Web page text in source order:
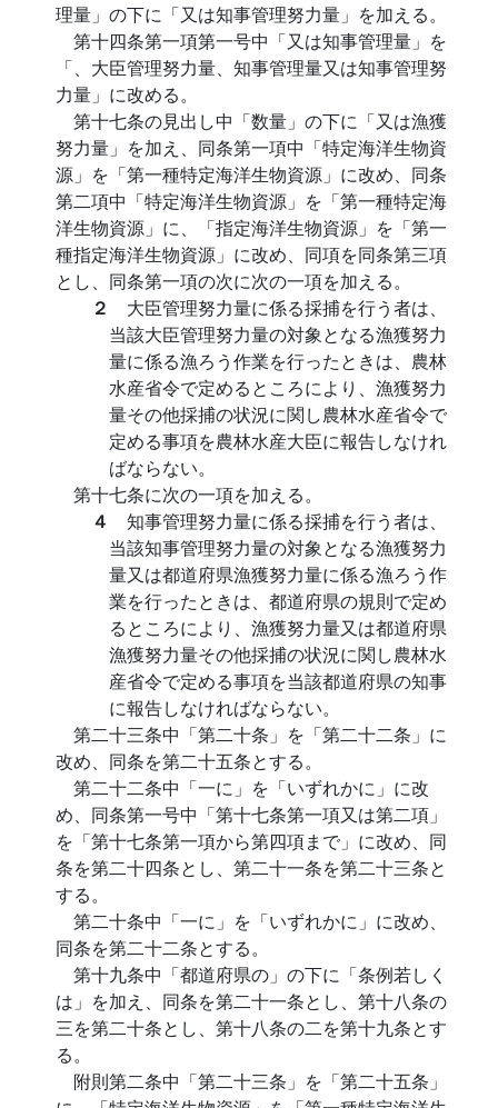
理量」の下に「又は知事管理努力量」を加える。
第十四条第一項第一号中「又は知事管理量」を
「、大臣管理努力量、知事管理量又は知事管理努
力量」に改める。
第十七条の見出し中「数量」の下に「又は漁獲
努力量」を加え、同条第一項中「特定海洋生物資
源」を「第一種特定海洋生物資源」に改め、同条
第二項中「特定海洋生物資源」を「第一種特定海
洋生物資源」に、「指定海洋生物資源」を「第一
種指定海洋生物資源」に改め、同項を同条第三項
とし、同条第一項の次に次の一項を加える。
２ 大臣管理努力量に係る採捕を行う者は、
当該大臣管理努力量の対象となる漁獲努力
量に係る漁ろう作業を行ったときは、農林
水産省令で定めるところにより、漁獲努力
量その他採捕の状況に関し農林水産省令で
定める事項を農林水産大臣に報告しなけれ
ばならない。
第十七条に次の一項を加える。
４ 知事管理努力量に係る採捕を行う者は、
当該知事管理努力量の対象となる漁獲努力
量又は都道府県漁獲努力量に係る漁ろう作
業を行ったときは、都道府県の規則で定め
るところにより、漁獲努力量又は都道府県
漁獲努力量その他採捕の状況に関し農林水
産省令で定める事項を当該都道府県の知事
に報告しなければならない。
第二十三条中「第二十条」を「第二十二条」に
改め、同条を第二十五条とする。
第二十二条中「一に」を「いずれかに」に改
め、同条第一号中「第十七条第一項又は第二項」
を「第十七条第一項から第四項まで」に改め、同
条を第二十四条とし、第二十一条を第二十三条と
する。
第二十条中「一に」を「いずれかに」に改め、
同条を第二十二条とする。
第十九条中「都道府県の」の下に「条例若しく
は」を加え、同条を第二十一条とし、第十八条の
三を第二十条とし、第十八条の二を第十九条とす
る。
附則第二条中「第二十三条」を「第二十五条」